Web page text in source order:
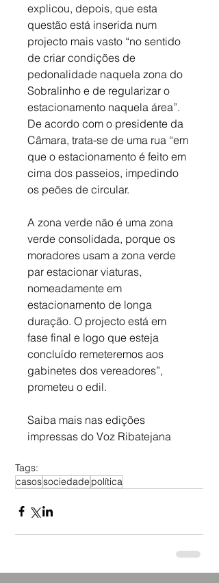
explicou, depois, que esta
questão está inserida num
projecto mais vasto “no sentido
de criar condições de
pedonalidade naquela zona do
Sobralinho e de regularizar o
estacionamento naquela área”.
De acordo com o presidente da
Câmara, trata-se de uma rua “em
que o estacionamento é feito em
cima dos passeios, impedindo
os peões de circular.
A zona verde não é uma zona
verde consolidada, porque os
moradores usam a zona verde
par estacionar viaturas,
nomeadamente em
estacionamento de longa
duração. O projecto está em
fase final e logo que esteja
concluído remeteremos aos
gabinetes dos vereadores”,
prometeu o edil.
Saiba mais nas edições
impressas do Voz Ribatejana
Tags:
casossociedade política